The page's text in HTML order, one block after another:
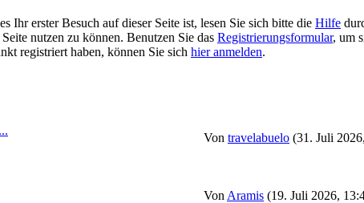
erster Besuch auf dieser Seite ist, lesen Sie sich bitte die Hilfe
nutzen zu können. Benutzen Sie das Registrierungsformular, um
registriert haben, können Sie sich hier anmelden.
Von travelabuelo (31. Juli
Von Aramis (19. Juli 2026,